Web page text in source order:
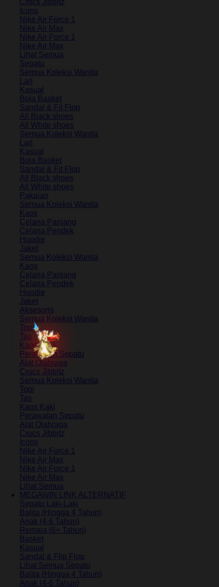
Icons
Nike Air Force 1
Nike Air Max
Nike Air Force 1
Nike Air Max
Lihat Semua
Sepatu
Semua Koleksi Wanita
Lari
Kasual
Bola Basket
Sandal & Fit Flop
All Black shoes
All White shoes
Semua Koleksi Wanita
Lari
Kasual
Bola Basket
Sandal & Fit Flop
All Black shoes
All White shoes
Pakaian
Semua Koleksi Wanita
Kaos
Celana Panjang
Celana Pendek
Hoodie
Jaket
Semua Koleksi Wanita
Kaos
Celana Panjang
Celana Pendek
Hoodie
Jaket
Aksesoris
Semua Koleksi Wanita
Topi
Tas
Kaos Kaki
Perawatan Sepatu
Alat Olahraga
Crocs Jibbitz
Semua Koleksi Wanita
Topi
Tas
Kaos Kaki
Perawatan Sepatu
Alat Olahraga
Crocs Jibbitz
Icons
Nike Air Force 1
Nike Air Max
Nike Air Force 1
Nike Air Max
Lihat Semua
MEGAWIN LINK ALTERNATIF
Sepatu Laki-Laki
Balita (Hingga 4 Tahun)
Anak (4-6 Tahun)
Remaja (6+ Tahun)
Basket
Kasual
Sandal & Flip Flop
Lihat Semua Sepatu
Balita (Hingga 4 Tahun)
Anak (4-6 Tahun)